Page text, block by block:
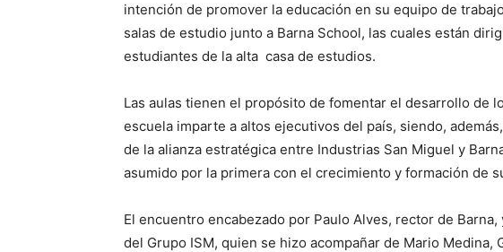
intención de promover la educación en su equipo de
salas de estudio junto a Barna School, las cuales están
estudiantes de la alta casa de estudios.
Las aulas tienen el propósito de fomentar el desarrollo de
escuela imparte a altos ejecutivos del país, siendo,
de la alianza estratégica entre Industrias San Miguel y
asumido por la primera con el crecimiento y formación de
El encuentro encabezado por Paulo Alves, rector de
del Grupo ISM, quien se hizo acompañar de Mario